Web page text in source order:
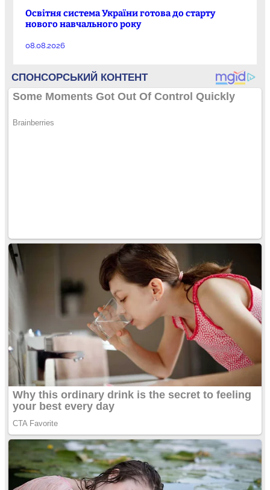
Освітня система України готова до старту
нового навчального року
08.08.2026